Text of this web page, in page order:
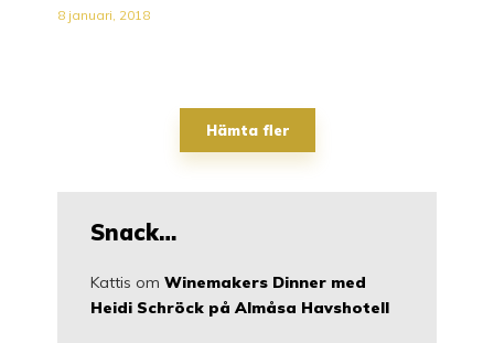
Snack…
Kattis om Winemakers Dinner med
Heidi Schröck på Almåsa Havshotell
8 januari, 2018
Hämta fler